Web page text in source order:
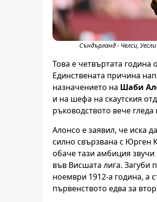
Съндърланд - Челси,
Това е четвъртата година
Единствената причина
назначението на Шаби
и на шефа на скаутския
ръководството вече
Алонсо е заявил, че иска
силно свързвана с Юрген
обаче тази амбиция
във Висшата лига. Загуби
ноември 1912-а година, а
първенството едва за